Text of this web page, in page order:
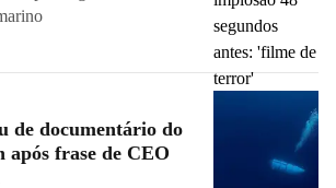
de documentário do
frase de CEO